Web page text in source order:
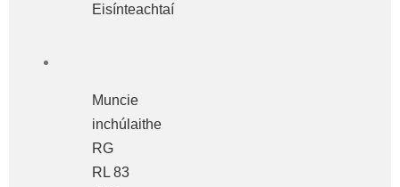
Eisínteachtaí
Muncie
inchúlaithe
RG
RL 83